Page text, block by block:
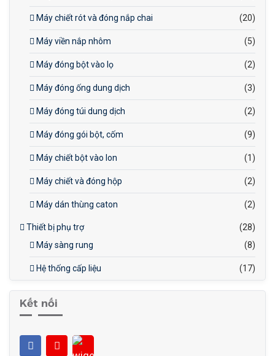
Máy chiết rót và đóng nắp chai (20)
Máy viền nắp nhôm (5)
Máy đóng bột vào lọ (2)
Máy đóng ống dung dịch (3)
Máy đóng túi dung dịch (2)
Máy đóng gói bột, cốm (9)
Máy chiết bột vào lon (1)
Máy chiết và đóng hộp (2)
Máy dán thùng caton (2)
Thiết bị phụ trợ
(28)
Máy sàng rung
(8)
Hệ thống cấp liệu (17)
Kết nối